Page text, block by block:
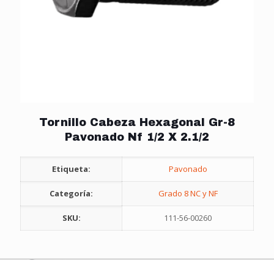
Tornillo Cabeza Hexagonal Gr-8
Pavonado Nf 1/2 X 2.1/2
Etiqueta: Pavonado
Categoría: Grado 8 NC y NF
SKU: 111-56-00260